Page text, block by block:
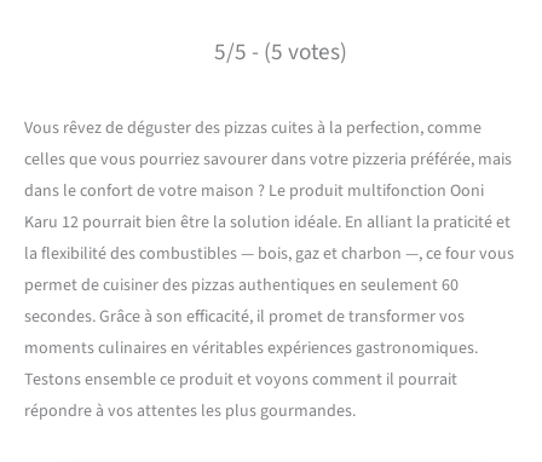
5/5 - (5 votes)
Vous rêvez de déguster des pizzas cuites à la perfection, comme
celles que vous pourriez savourer dans votre pizzeria préférée, mais
dans le confort de votre maison ? Le produit multifonction Ooni
Karu 12 pourrait bien être la solution idéale. En alliant la praticité et
la flexibilité des combustibles — bois, gaz et charbon —, ce four vous
permet de cuisiner des pizzas authentiques en seulement 60
secondes. Grâce à son efficacité, il promet de transformer vos
moments culinaires en véritables expériences gastronomiques.
Testons ensemble ce produit et voyons comment il pourrait
répondre à vos attentes les plus gourmandes.